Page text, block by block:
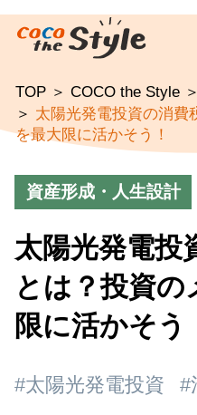
TOP COCO the Style
太陽光発電投資の消費
を最大限に活かそう！
資産形成・人生設計
太陽光発電投
とは？投資
限に活かそう
#太陽光発電投資 #